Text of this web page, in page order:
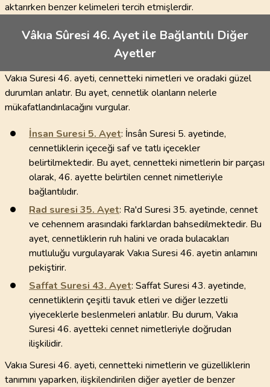
aktarırken benzer kelimeleri tercih etmişlerdir.
Vâkıa Sûresi 46. Ayet ile Bağlantılı Diğer
Ayetler
Vakıa Suresi 46. ayeti, cennetteki nimetleri ve oradaki güzel
durumları anlatır. Bu ayet, cennetlik olanların nelerle
mükafatlandırılacağını vurgular.
İnsan Suresi 5. Ayet: İnsân Suresi 5. ayetinde,
cennetliklerin içeceği saf ve tatlı içecekler
belirtilmektedir. Bu ayet, cennetteki nimetlerin bir parçası
olarak, 46. ayette belirtilen cennet nimetleriyle
bağlantılıdır.
Rad suresi 35. Ayet: Ra'd Suresi 35. ayetinde, cennet
ve cehennem arasındaki farklardan bahsedilmektedir. Bu
ayet, cennetliklerin ruh halini ve orada bulacakları
mutluluğu vurgulayarak Vakıa Suresi 46. ayetin anlamını
pekiştirir.
Saffat Suresi 43. Ayet: Saffat Suresi 43. ayetinde,
cennetliklerin çeşitli tavuk etleri ve diğer lezzetli
yiyeceklerle beslenmeleri anlatılır. Bu durum, Vakıa
Suresi 46. ayetteki cennet nimetleriyle doğrudan
ilişkilidir.
Vakıa Suresi 46. ayeti, cennetteki nimetlerin ve güzelliklerin
tanımını yaparken, ilişkilendirilen diğer ayetler de benzer